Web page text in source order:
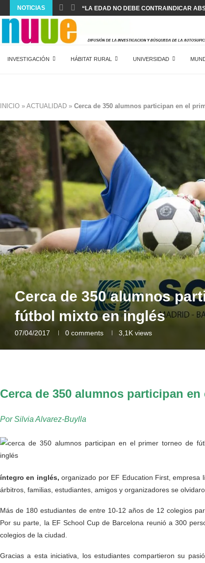
NOTICIAS “LA EDAD NO DEBE CONTRAINDICAR
INVESTIGACIÓN HÁBITAT RURAL UNIVERSIDAD
INICIO » ACTUALIDAD » Cerca de 350 alumnos participan en el
Cerca de 350 alumnos
fútbol mixto en inglés
07/04/2017 0 comments 3,1K views
Cerca de 350 alumnos participan
Por Silvia Alvarez-Buylla
íntegro en inglés,organizado por EF Education First,
árbitros, familias, estudiantes, amigos y organizadores se
Más de 180 estudiantes de entre 10-12 años de 12 colegios
Por su parte, la EF School Cup de Barcelona reunió a 300
colegios de la ciudad.
Gracias a esta iniciativa, los estudiantes compartieron su